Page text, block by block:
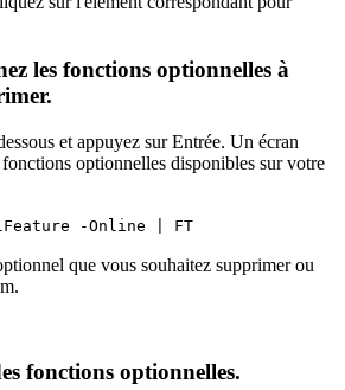
les fonctions optionnelles à
et appuyez sur Entrée. Un écran
optionnelles disponibles sur votre
-Online | FT
que vous souhaitez supprimer ou
fonctions optionnelles.